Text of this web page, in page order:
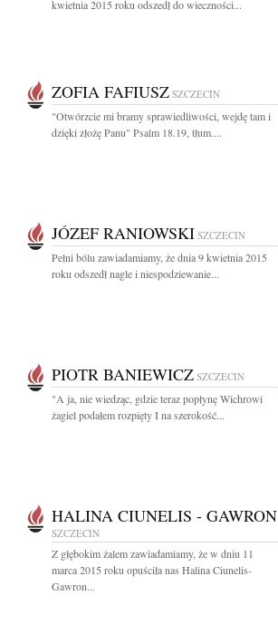
kwietnia 2015 roku odszedł do wieczności...
ZOFIA FAFIUSZ SZCZECIN
"Otwórzcie mi bramy sprawiedliwości, wejdę tam i
dzięki złożę Panu" Psalm 18.19, tłum....
JÓZEF RANIOWSKI SZCZECIN
Pełni bólu zawiadamiamy, że dnia 9 kwietnia 2015
roku odszedł nagle i niespodziewanie...
PIOTR BANIEWICZ SZCZECIN
"A ja, nie wiedząc, gdzie teraz popłynę Wichrowi
żagiel podałem rozpięty I na szerokość...
HALINA CIUNELIS - GAWRON
SZCZECIN
Z głębokim żalem zawiadamiamy, że w dniu 11
marca 2015 roku opuściła nas Halina Ciunelis-
Gawron...